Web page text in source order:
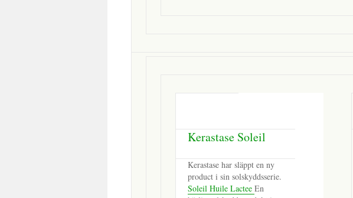
Kerastase Soleil
Kerastase har släppt en ny
product i sin solskyddsserie.
Soleil Huile Lactee En